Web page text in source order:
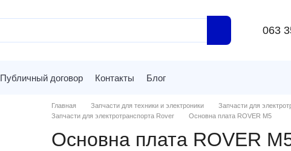
063
Публичный договор Контакты Блог
Главная Запчасти для техники и электроники
Запчасти для
Запчасти для электротранспорта Rover
Основна плата ROVER M5
Основна плата ROVER